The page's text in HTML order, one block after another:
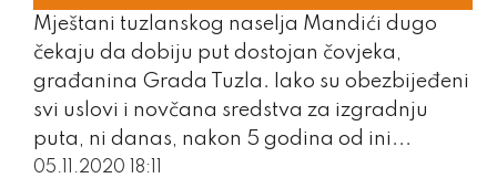
Mještani tuzlanskog naselja Mandići dugo
čekaju da dobiju put dostojan čovjeka,
građanina Grada Tuzla. Iako su obezbijeđeni
svi uslovi i novčana sredstva za izgradnju
puta, ni danas, nakon 5 godina od ini...
05.11.2020 18:11